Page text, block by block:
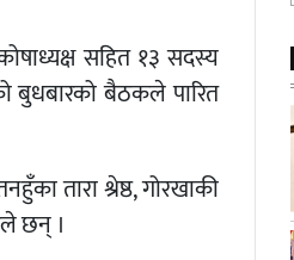
सहित १३ सदस्य
बुधबारको बैठकले पारित
तारा श्रेष्ठ, गोरखाकी
छन् ।